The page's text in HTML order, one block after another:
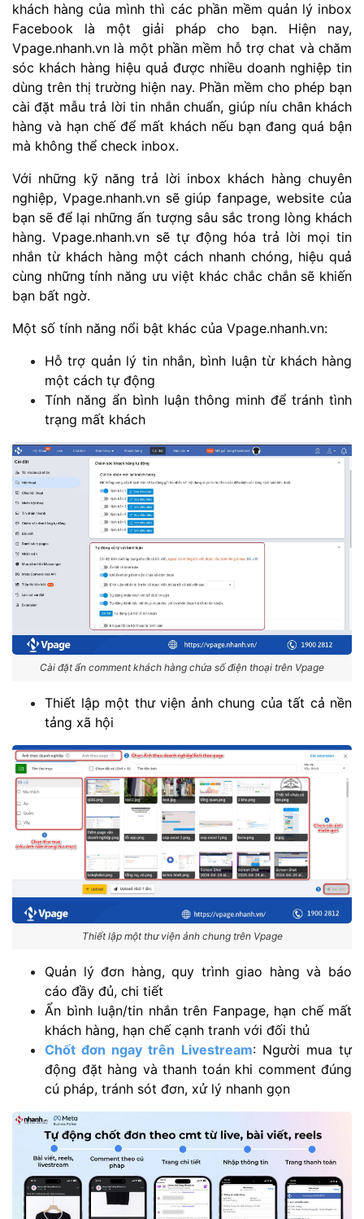
khách hàng của mình thì các phần mềm quản lý inbox
Facebook là một giải pháp cho bạn. Hiện nay,
Vpage.nhanh.vn là một phần mềm hỗ trợ chat và chăm
sóc khách hàng hiệu quả được nhiều doanh nghiệp tin
dùng trên thị trường hiện nay. Phần mềm cho phép bạn
cài đặt mẫu trả lời tin nhắn chuẩn, giúp níu chân khách
hàng và hạn chế để mất khách nếu bạn đang quá bận
mà không thể check inbox.
Với những kỹ năng trả lời inbox khách hàng chuyên
nghiệp, Vpage.nhanh.vn sẽ giúp fanpage, website của
bạn sẽ để lại những ấn tượng sâu sắc trong lòng khách
hàng. Vpage.nhanh.vn sẽ tự động hóa trả lời mọi tin
nhắn từ khách hàng một cách nhanh chóng, hiệu quả
cùng những tính năng ưu việt khác chắc chắn sẽ khiến
bạn bất ngờ.
Một số tính năng nổi bật khác của Vpage.nhanh.vn:
Hỗ trợ quản lý tin nhắn, bình luận từ khách hàng
một cách tự động
Tính năng ẩn bình luận thông minh để tránh tình
trạng mất khách
Cài đặt ẩn comment khách hàng chứa số điện thoại trên Vpage
Thiết lập một thư viện ảnh chung của tất cả nền
tảng xã hội
Thiết lập một thư viện ảnh chung trên Vpage
Quản lý đơn hàng, quy trình giao hàng và báo
cáo đầy đủ, chi tiết
Ẩn bình luận/tin nhắn trên Fanpage, hạn chế mất
khách hàng, hạn chế cạnh tranh với đối thủ
Chốt đơn ngay trên Livestream: Người mua tự
động đặt hàng và thanh toán khi comment đúng
cú pháp, tránh sót đơn, xử lý nhanh gọn